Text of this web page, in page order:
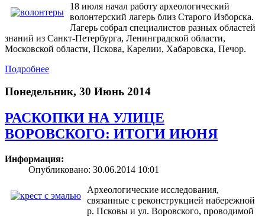
18 июля начал работу археологический
волонтерский лагерь близ Старого Изборска.
Лагерь собрал специалистов разных областей
знаний из Санкт-Петербурга, Ленинградской области,
Московской области, Пскова, Карелии, Хабаровска, Печор.
Подробнее
Понедельник, 30 Июнь 2014
РАСКОПКИ НА УЛИЦЕ
ВОРОВСКОГО: ИТОГИ ИЮНЯ
Информация:
Опубликовано: 30.06.2014 10:01
Археологические исследования,
связанные с реконструкцией набережной
р. Псковы и ул. Воровского, проводимой